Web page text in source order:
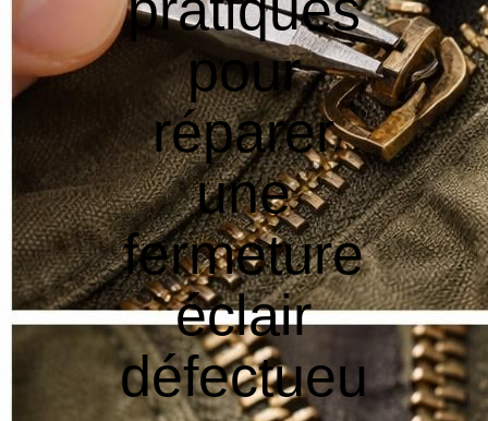
pour
réparer
une
fermeture
éclair
défectueu